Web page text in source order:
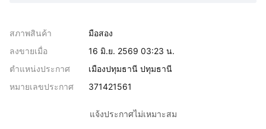
สภาพสินค้า
มือสอง
ลงขายเมื่อ
16 มิ.ย. 2569 03:23 น.
ตำแหน่งประกาศ
เมืองปทุมธานี ปทุมธานี
หมายเลขประกาศ
371421561
แจ้งประกาศไม่เหมาะสม